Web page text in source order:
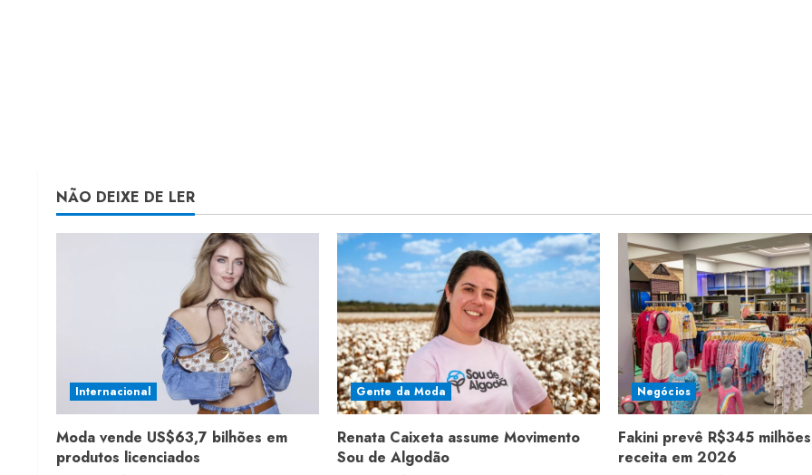
NÃO DEIXE DE LER
Internacional
Moda vende US$63,7 bilhões em
produtos licenciados
Gente da Moda
Renata Caixeta assume Movimento
Sou de Algodão
Negócios
Fakini prevê R$345
receita em 2026